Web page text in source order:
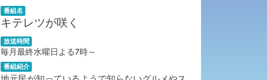
番組名
キテレツが咲く
放送時間
毎月最終水曜日よる7時～
番組紹介